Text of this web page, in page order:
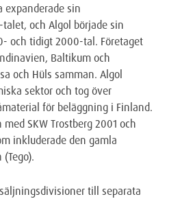
expanderade sin
och Algol började sin
och tidigt 2000-tal. Företaget
Baltikum och
och Hüls samman. Algol
sektor och tog över
för beläggning i Finland.
SKW Trostberg 2001 och
inkluderade den gamla
till separata